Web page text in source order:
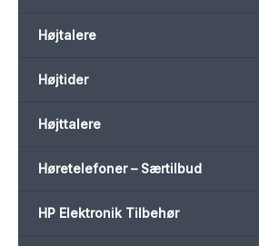
Højtalere
Højtider
Højttalere
Høretelefoner – Særtilbud
HP Elektronik Tilbehør